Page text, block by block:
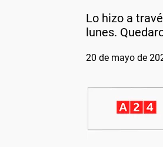
Lo hizo a
lunes.
20 de mayo de